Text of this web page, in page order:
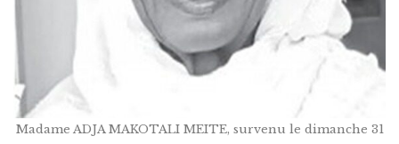
Madame ADJA MAKOTALI MEITE, survenu le dimanche 31